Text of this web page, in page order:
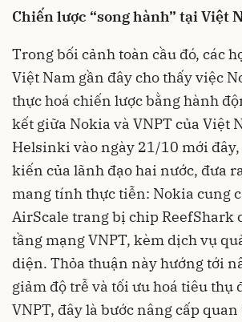
Chiến lược “song hành” tại Việt
Trong bối cảnh toàn cầu đó, các
Việt Nam gần đây cho thấy việc
thực hoá chiến lược bằng hành
kết giữa Nokia và VNPT của Việt
Helsinki vào ngày 21/10 mới
kiến của lãnh đạo hai nước, đưa
mang tính thực tiễn: Nokia cung
AirScale trang bị chip ReefShark
tầng mạng VNPT, kèm dịch vụ
diện. Thỏa thuận này hướng tới
giảm độ trễ và tối ưu hoá tiêu thụ
VNPT, đây là bước nâng cấp